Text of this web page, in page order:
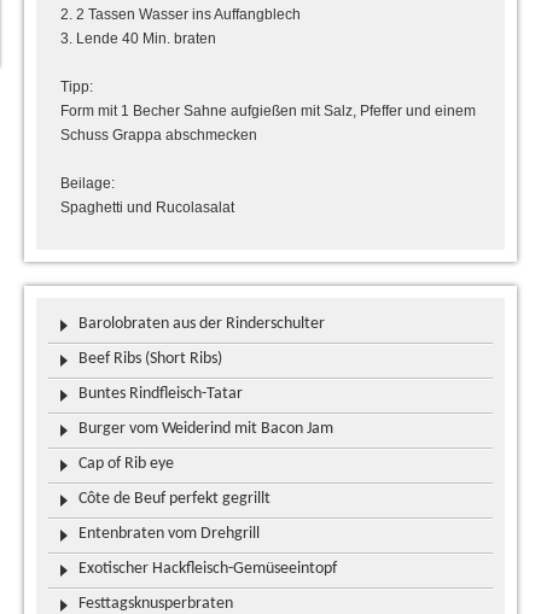
2. 2 Tassen Wasser ins Auffangblech
3. Lende 40 Min. braten
Tipp:
Form mit 1 Becher Sahne aufgießen mit Salz, Pfeffer und einem
Schuss Grappa abschmecken
Beilage:
Spaghetti und Rucolasalat
Barolobraten aus der Rinderschulter
Beef Ribs (Short Ribs)
Buntes Rindfleisch-Tatar
Burger vom Weiderind mit Bacon Jam
Cap of Rib eye
Côte de Beuf perfekt gegrillt
Entenbraten vom Drehgrill
Exotischer Hackfleisch-Gemüseeintopf
Festtagsknusperbraten